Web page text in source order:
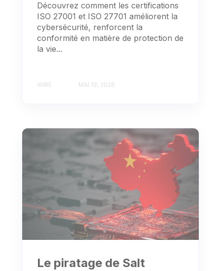
Découvrez comment les certifications
ISO 27001 et ISO 27701 améliorent la
cybersécurité, renforcent la
conformité en matière de protection de
la vie...
WIRE MAI 19, 2026
Le piratage de Salt